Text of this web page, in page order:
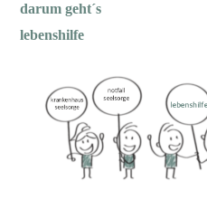
darum geht´s
lebenshilfe